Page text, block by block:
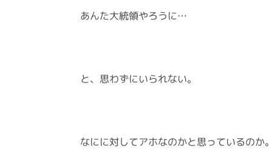
あんた大統領やろうに…
と、思わずにいられない。
なにに対してアホなのかと思っているのか。